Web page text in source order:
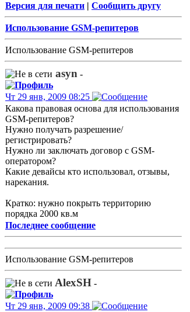
Версия для печати | Сообщить другу
Использование GSM-репитеров
Использование GSM-репитеров
asyn -
Чт 29 янв, 2009 08:25
Какова правовая основа для использования
GSM-репитеров?
Нужно получать разрешение/
регистрировать?
Нужно ли заключать договор с GSM-
оператором?
Какие девайсы кто использовал, отзывы,
нарекания.
Кратко: нужно покрыть территорию
порядка 2000 кв.м
Последнее сообщение
Использование GSM-репитеров
AlexSH -
Чт 29 янв, 2009 09:38